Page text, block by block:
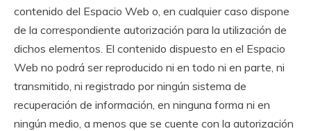
contenido del Espacio Web o, en cualquier caso dispone
de la correspondiente autorización para la utilización de
dichos elementos. El contenido dispuesto en el Espacio
Web no podrá ser reproducido ni en todo ni en parte, ni
transmitido, ni registrado por ningún sistema de
recuperación de información, en ninguna forma ni en
ningún medio, a menos que se cuente con la autorización